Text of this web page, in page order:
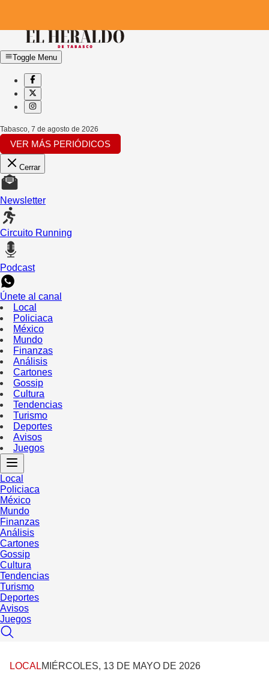
Toggle Menu
Tabasco, 7 de agosto de 2026
VER MÁS PERIÓDICOS
Cerrar
Newsletter
Circuito Running
Podcast
Únete al canal
Local
Policiaca
México
Mundo
Finanzas
Análisis
Cartones
Gossip
Cultura
Tendencias
Turismo
Deportes
Avisos
Juegos
Local
Policiaca
México
Mundo
Finanzas
Análisis
Cartones
Gossip
Cultura
Tendencias
Turismo
Deportes
Avisos
Juegos
LOCALMIÉRCOLES, 13 DE MAYO DE 2026